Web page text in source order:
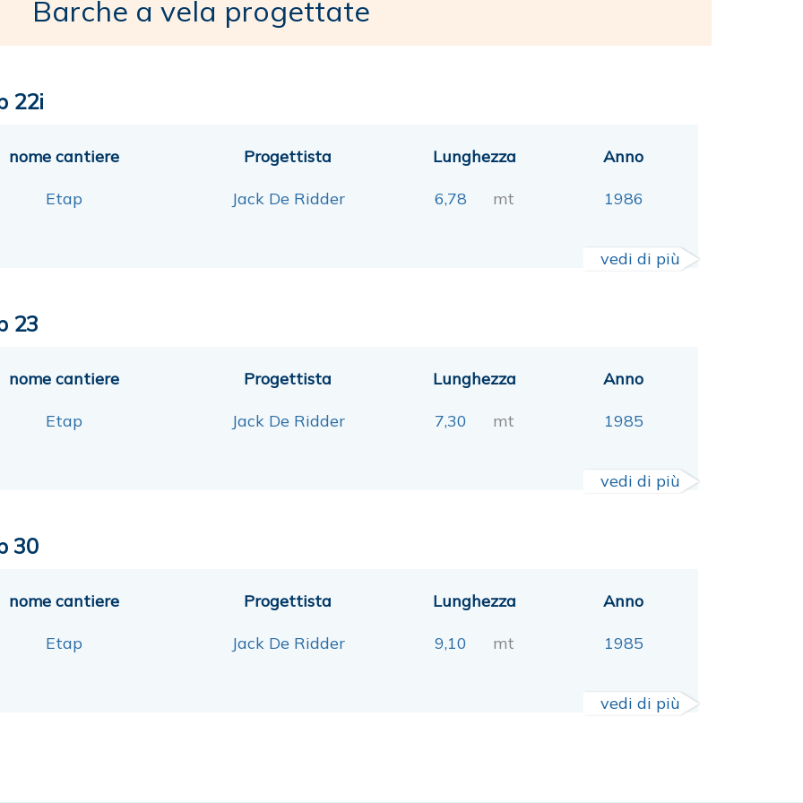
Barche a vela progettate
22i
nome cantiere
Etap
Progettista
Jack De Ridder
Lunghezza
6,78 mt
Anno
1986
vedi di più
23
nome cantiere
Etap
Progettista
Jack De Ridder
Lunghezza
7,30 mt
Anno
1985
vedi di più
30
nome cantiere
Etap
Progettista
Jack De Ridder
Lunghezza
9,10 mt
Anno
1985
vedi di più